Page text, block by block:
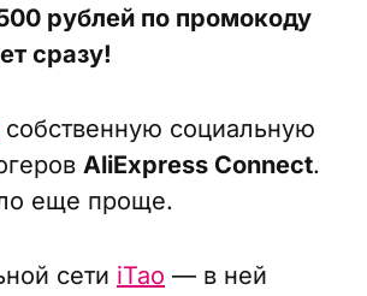
рублей по промокоду
сразу!
собственную социальную
AliExpress Connect.
еще проще.
сети iTao — в ней